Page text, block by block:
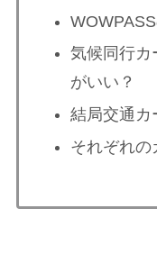
気候同行カ
がいい？
結局交通カ
それぞれの